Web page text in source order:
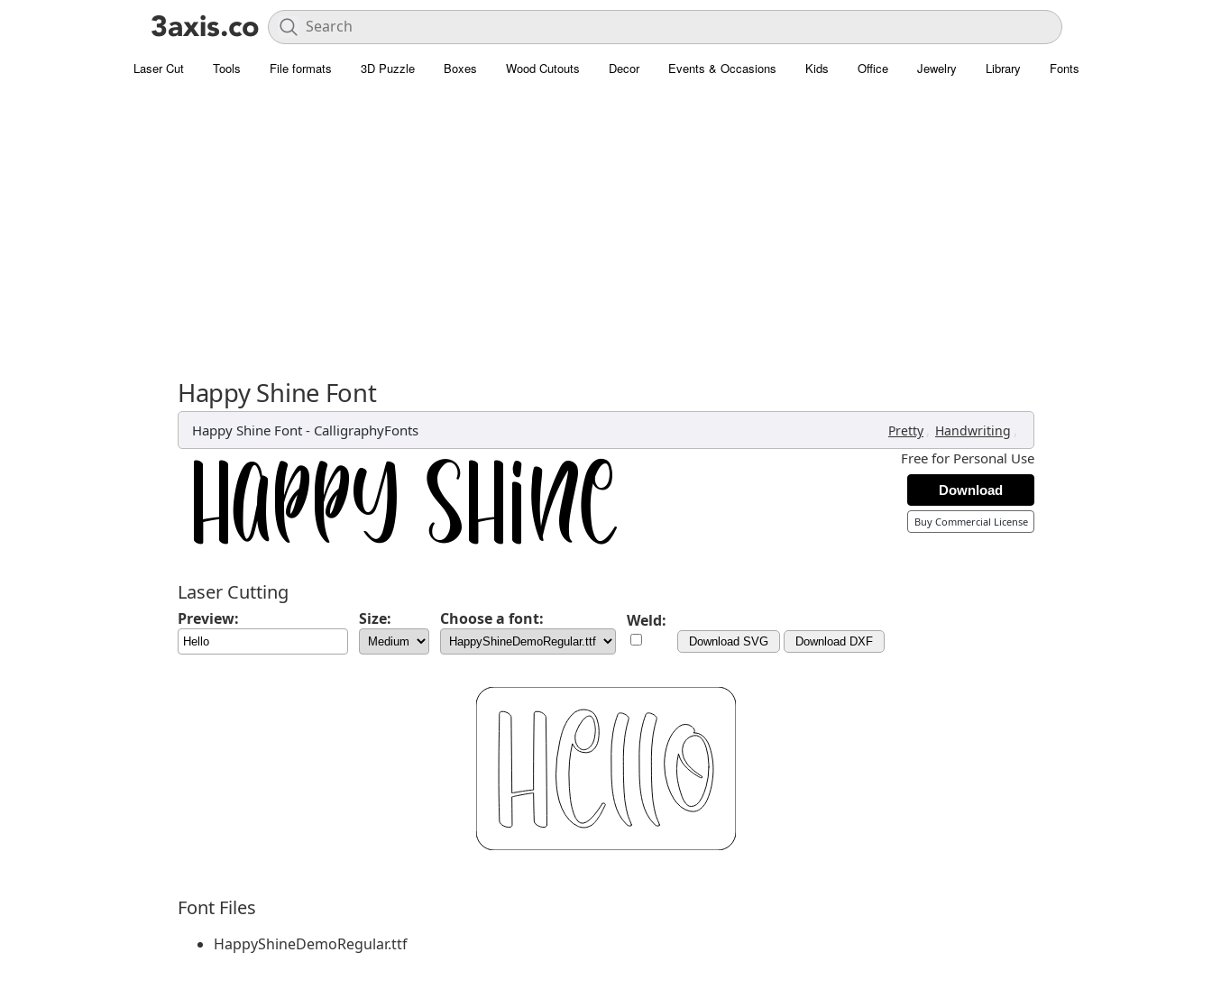
Laser Cut Tools File formats 3D Puzzle Boxes Wood Cutouts Decor Events & Occasions Kids Office Jewelry Library Fonts
Happy Shine Font
Happy Shine Font - CalligraphyFonts Pretty , Handwriting ,
Free for Personal Use
Download
Buy Commercial License
Laser Cutting
Preview: Size: Choose a font: Weld:
Download SVG Download DXF
Font Files
HappyShineDemoRegular.ttf